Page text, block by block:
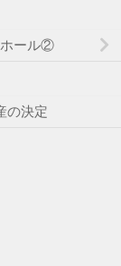
ホール②
の決定